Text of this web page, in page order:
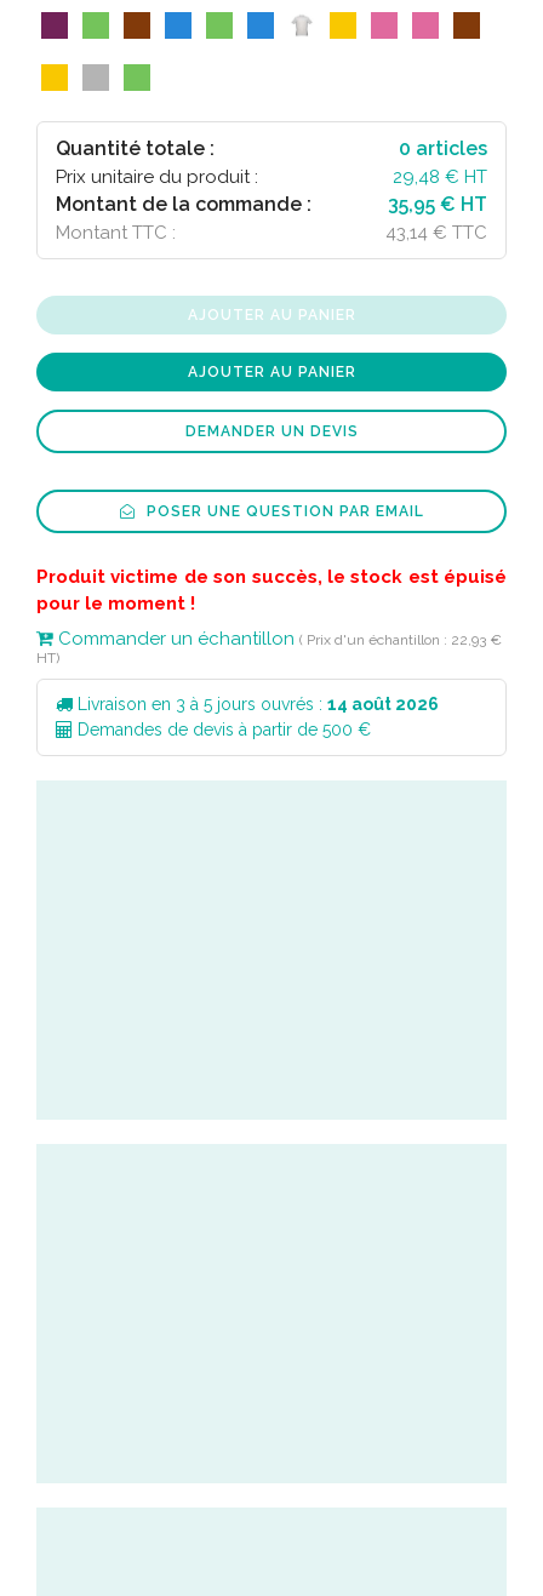
Quantité totale : 0 articles
Prix unitaire du produit : 29,48 € HT
Montant de la commande : 35,95 € HT
Montant TTC : 43,14 € TTC
AJOUTER AU PANIER
AJOUTER AU PANIER
DEMANDER UN DEVIS
POSER UNE QUESTION PAR EMAIL
Produit victime de son succès, le stock est épuisé
pour le moment !
Commander un échantillon ( Prix d'un échantillon : 22,93 €
HT)
Livraison en 3 à 5 jours ouvrés : 14 août 2026
Demandes de devis à partir de 500 €